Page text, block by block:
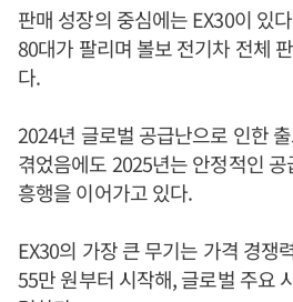
판매 성장의 중심에는 EX30이 있
80대가 팔리며 볼보 전기차 전체
다.
2024년 글로벌 공급난으로 인한
겪었음에도 2025년는 안정적인
흥행을 이어가고 있다.
EX30의 가장 큰 무기는 가격 경쟁
55만 원부터 시작해, 글로벌 주요